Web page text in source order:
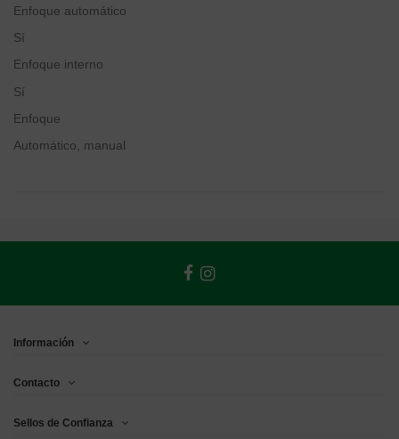
Enfoque automático
Sí
Enfoque interno
Sí
Enfoque
Automático, manual
Información
Contacto
Sellos de Confianza